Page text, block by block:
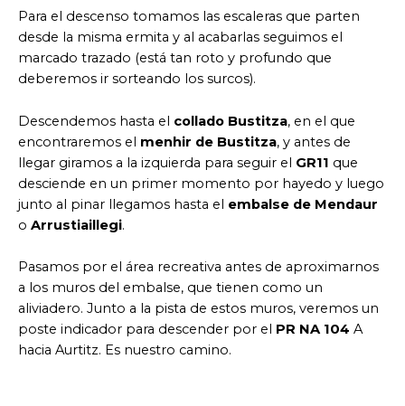
Para el descenso tomamos las escaleras que parten
desde la misma ermita y al acabarlas seguimos el
marcado trazado (está tan roto y profundo que
deberemos ir sorteando los surcos).
Descendemos hasta el collado Bustitza, en el que
encontraremos el menhir de Bustitza, y antes de
llegar giramos a la izquierda para seguir el GR11 que
desciende en un primer momento por hayedo y luego
junto al pinar llegamos hasta el embalse de Mendaur
o Arrustiaillegi.
Pasamos por el área recreativa antes de aproximarnos
a los muros del embalse, que tienen como un
aliviadero. Junto a la pista de estos muros, veremos un
poste indicador para descender por el PR NA 104 A
hacia Aurtitz. Es nuestro camino.